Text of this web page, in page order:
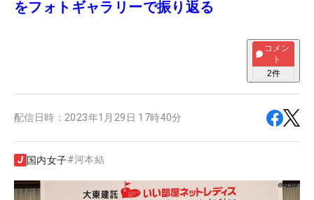
をフォトギャラリーで振り返る
コメン
ト
2件
配信日時： 2023年1月29日 17時40分
国内女子#河本結